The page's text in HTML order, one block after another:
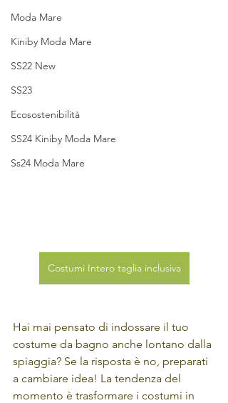
Moda Mare
Kiniby Moda Mare
SS22 New
SS23
Ecosostenibilità
SS24 Kiniby Moda Mare
Ss24 Moda Mare
Costumi Intero taglia inclusiva
Hai mai pensato di indossare il tuo
costume da bagno anche lontano dalla
spiaggia? Se la risposta è no, preparati
a cambiare idea! La tendenza del
momento è trasformare i costumi in